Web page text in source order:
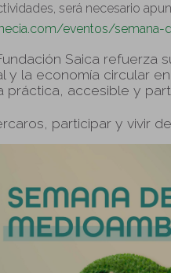
será necesario
eventos/semana-
Sai ca refuerza
y la economía circular
práctica, accesible y
participar y vivir